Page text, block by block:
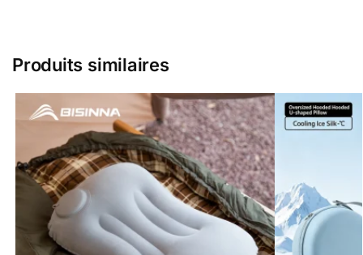
Produits similaires